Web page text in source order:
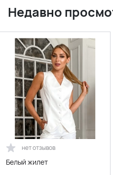
Недавно
нет отзывов
Белый жилет